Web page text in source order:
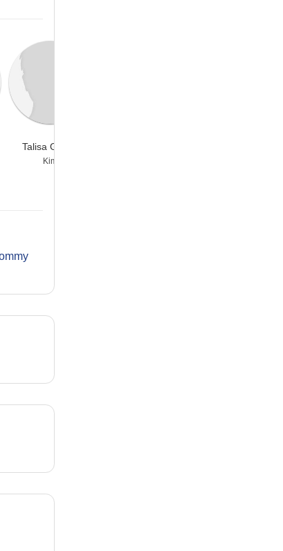
Talisa Garcia
Kim